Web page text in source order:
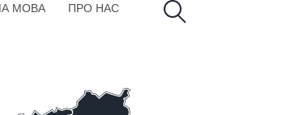
МОВА ПРО НАС